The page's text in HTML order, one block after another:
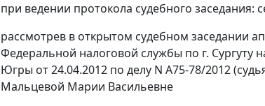
при ведении протокола судебного заседания:
рассмотрев в открытом судебном заседании
Федеральной налоговой службы по г. Сургуту
Югры от 24.04.2012 по делу N А75-78/2012
Мальцевой Марии Васильевне